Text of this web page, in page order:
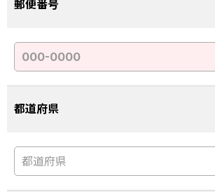
郵便番号
都道府県